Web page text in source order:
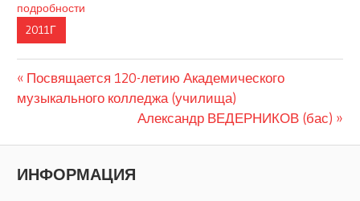
подробности
2011Г
Навигация
по
записям
Предыдущая
запись:
Посвящается 120-летию Академического
музыкального колледжа (училища)
Следующая
Александр ВЕДЕРНИКОВ (бас)
ИНФОРМАЦИЯ